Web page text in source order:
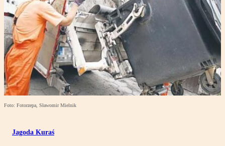
Foto: Fotorzepa, Sławomir Mielnik
Jagoda Kuraś